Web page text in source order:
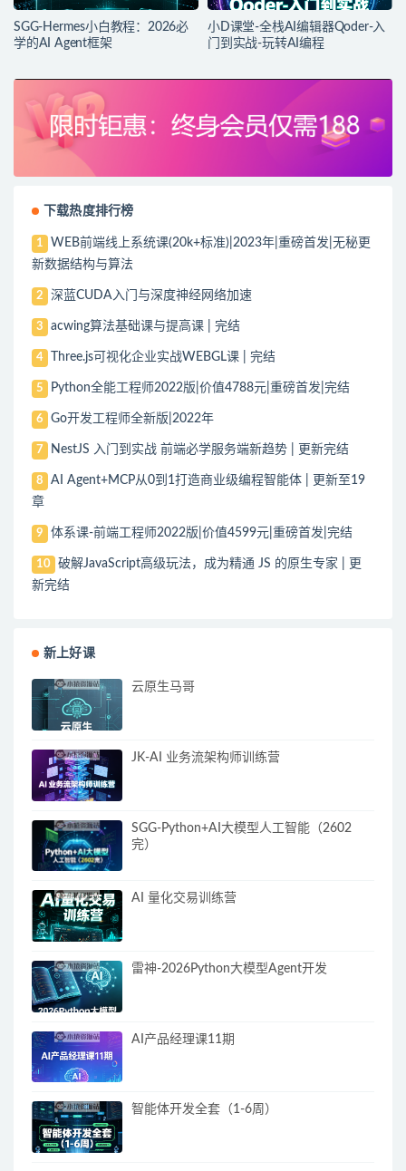
SGG-Hermes小白教程：2026必
学的AI Agent框架
小D课堂-全栈AI编辑器Qoder-入
门到实战-玩转AI编程
下载热度排行榜
1
WEB前端线上系统课(20k+标准)|2023年|重磅首发|无秘更
新数据结构与算法
2 深蓝CUDA入门与深度神经网络加速
3 acwing算法基础课与提高课 | 完结
4 Three.js可视化企业实战WEBGL课 | 完结
5 Python全能工程师2022版|价值4788元|重磅首发|完结
6 Go开发工程师全新版|2022年
7 NestJS 入门到实战 前端必学服务端新趋势 | 更新完结
8
AI Agent+MCP从0到1打造商业级编程智能体 | 更新至19
章
9 体系课-前端工程师2022版|价值4599元|重磅首发|完结
10
破解JavaScript高级玩法，成为精通 JS 的原生专家 | 更
新完结
新上好课
云原生马哥
JK-AI 业务流架构师训练营
SGG-Python+AI大模型人工智能（2602
完）
AI 量化交易训练营
雷神-2026Python大模型Agent开发
AI产品经理课11期
智能体开发全套（1-6周）